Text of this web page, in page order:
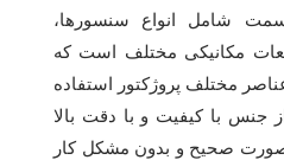
شامل انواع سنسورها،
مکانیکی مختلف است که
مختلف پروژکتور استفاده
جنس با کیفیت و با دقت بالا
صورت صحیح و بدون مشکل کار